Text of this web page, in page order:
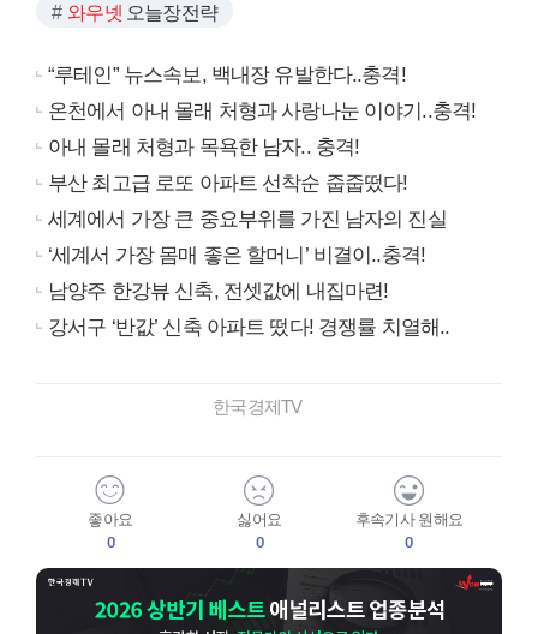
와우넷 오늘장전략
“루테인” 뉴스속보, 백내장 유발한다..충격!
온천에서 아내 몰래 처형과 사랑나눈 이야기..충격!
아내 몰래 처형과 목욕한 남자.. 충격!
부산 최고급 로또 아파트 선착순 줍줍떴다!
세계에서 가장 큰 중요부위를 가진 남자의 진실
‘세계서 가장 몸매 좋은 할머니’ 비결이..충격!
남양주 한강뷰 신축, 전셋값에 내집마련!
강서구 ‘반값’ 신축 아파트 떴다! 경쟁률 치열해..
한국경제TV
좋아요
0
싫어요
0
후속기사 원해요
0